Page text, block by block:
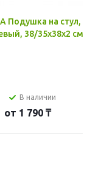
Подушка на стул,
38/35x38x2 см
В наличии
от 1 790 ₸